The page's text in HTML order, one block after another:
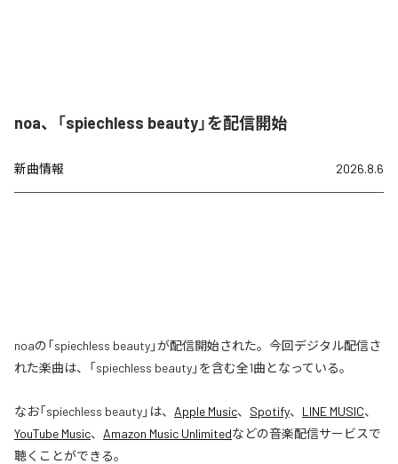
noa、「spiechless beauty」を配信開始
新曲情報 2026.8.6
noaの「spiechless beauty」が配信開始された。今回デジタル配信さ
れた楽曲は、「spiechless beauty」を含む全1曲となっている。
なお「spiechless beauty」は、 Apple Music、 Spotify、 LINE MUSIC、
YouTube Music、 Amazon Music Unlimitedなどの音楽配信サービスで
聴くことができる。